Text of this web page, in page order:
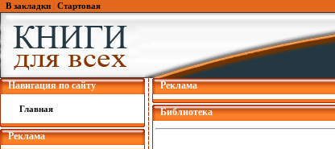
В закладки Стартовая
Навигация по сайту
Главная
Реклама
Реклама
Библиотека